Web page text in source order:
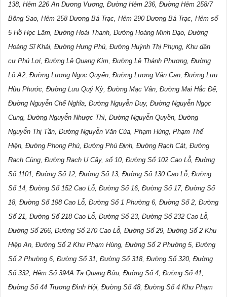
138, Hẻm 226 An Dương Vương, Đường Hẻm 236, Đường Hẻm 258/7
Bông Sao, Hẻm 258 Dương Bá Trạc, Hẻm 290 Dương Bá Trạc, Hẻm số
5 Hồ Học Lãm, Đường Hoài Thanh, Đường Hoàng Minh Đạo, Đường
Hoàng Sĩ Khải, Đường Hưng Phú, Đường Huỳnh Thị Phụng, Khu dân
cư Phú Lợi, Đường Lê Quang Kim, Đường Lê Thánh Phương, Đường
Lô A2, Đường Lương Ngọc Quyến, Đường Lương Văn Can, Đường Lưu
Hữu Phước, Đường Lưu Quý Kỳ, Đường Mạc Vân, Đường Mai Hắc Đế,
Đường Nguyễn Chế Nghĩa, Đường Nguyễn Duy, Đường Nguyễn Ngọc
Cung, Đường Nguyễn Nhược Thì, Đường Nguyễn Quyền, Đường
Nguyễn Thị Tần, Đường Nguyễn Văn Của, Phạm Hùng, Phạm Thế
Hiện, Đường Phong Phú, Đường Phú Định, Đường Rạch Cát, Đường
Rạch Cùng, Đường Rạch Ụ Cây, số 10, Đường Số 102 Cao Lỗ, Đường
Số 1101, Đường Số 12, Đường Số 13, Đường Số 130 Cao Lỗ, Đường
Số 14, Đường Số 152 Cao Lỗ, Đường Số 16, Đường Số 17, Đường Số
18, Đường Số 198 Cao Lỗ, Đường Số 1 Phường 6, Đường Số 2, Đường
Số 21, Đường Số 218 Cao Lỗ, Đường Số 23, Đường Số 232 Cao Lỗ,
Đường Số 266, Đường Số 270 Cao Lỗ, Đường Số 29, Đường Số 2 Khu
Hiệp An, Đường Số 2 Khu Phạm Hùng, Đường Số 2 Phường 5, Đường
Số 2 Phường 6, Đường Số 31, Đường Số 318, Đường Số 320, Đường
Số 332, Hẻm Số 394A Tạ Quang Bửu, Đường Số 4, Đường Số 41,
Đường Số 44 Trương Đình Hội, Đường Số 48, Đường Số 4 Khu Phạm